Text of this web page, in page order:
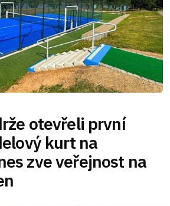
otevřeli první
kurt na
zve veřejnost na